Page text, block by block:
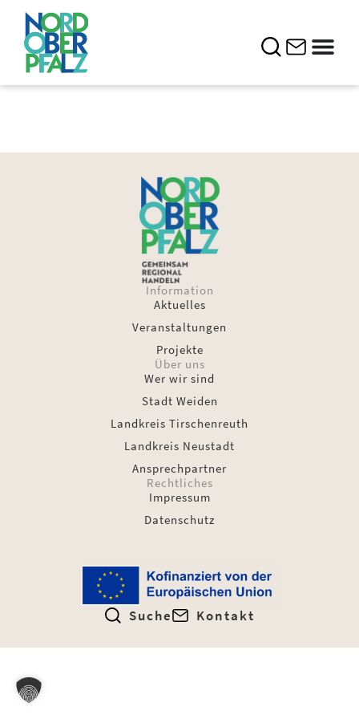
Information
Aktuelles
Veranstaltungen
Projekte
Über uns
Wer wir sind
Stadt Weiden
Landkreis Tirschenreuth
Landkreis Neustadt
Ansprechpartner
Rechtliches
Impressum
Datenschutz
Suche Kontakt